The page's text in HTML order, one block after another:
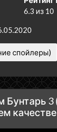
6.3 из 10
спойлеры)
3